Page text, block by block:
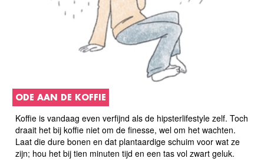
ODE AAN DE KOFFIE
Koffie is vandaag even verfijnd als de hipsterlifestyle zelf. Toch
draait het bij koffie niet om de finesse, wel om het wachten.
Laat die dure bonen en dat plantaardige schuim voor wat ze
zijn; hou het bij tien minuten tijd en een tas vol zwart geluk.